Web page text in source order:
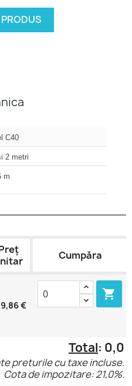
C40
2 metri
m
Cumpăra
€

Total: 0,0
preturile cu taxe incluse.
Cota de impozitare: 21,0%.